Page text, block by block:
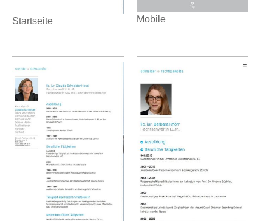
Startseite Mobile